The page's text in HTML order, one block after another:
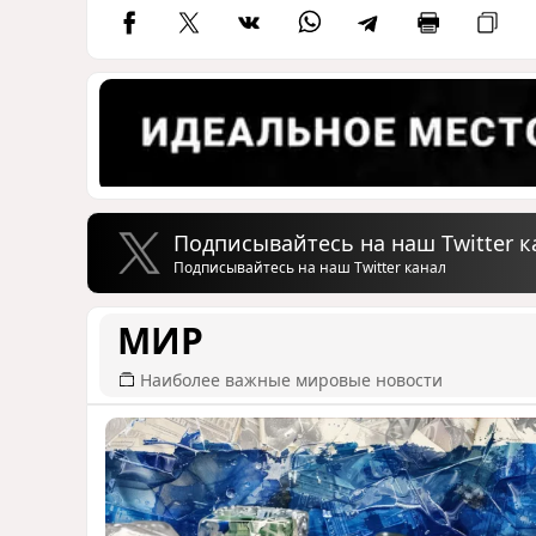
Подписывайтесь на наш Twitter
Подписывайтесь на наш Twitter канал
МИР
Наиболее важные мировые новости